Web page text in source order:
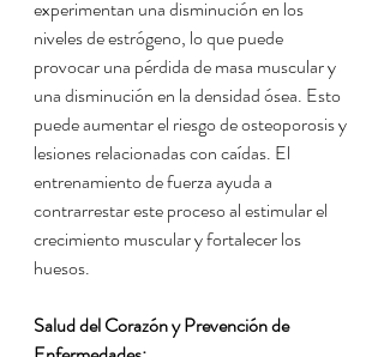
experimentan una disminución en los
niveles de estrógeno, lo que puede
provocar una pérdida de masa muscular y
una disminución en la densidad ósea. Esto
puede aumentar el riesgo de osteoporosis y
lesiones relacionadas con caídas. El
entrenamiento de fuerza ayuda a
contrarrestar este proceso al estimular el
crecimiento muscular y fortalecer los
huesos.
Salud del Corazón y Prevención de